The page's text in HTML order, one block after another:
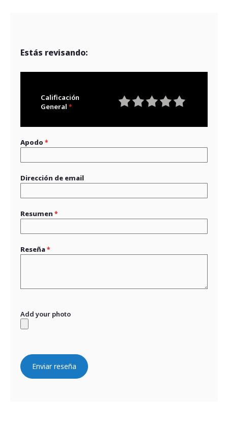
Estás revisando:
Calificación
General
Apodo
Dirección de email
Resumen
Reseña
Add your photo
Enviar reseña